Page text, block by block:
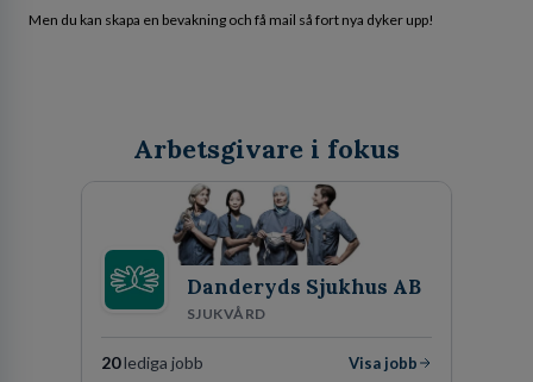
Men du kan skapa en bevakning och få mail så fort nya dyker upp!
Arbetsgivare i fokus
Danderyds Sjukhus AB
SJUKVÅRD
20lediga jobb
Visa jobb